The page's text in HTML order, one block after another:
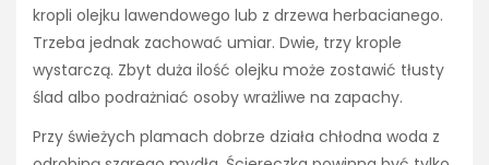
kropli olejku lawendowego lub z drzewa herbacianego.
Trzeba jednak zachować umiar. Dwie, trzy krople
wystarczą. Zbyt duża ilość olejku może zostawić tłusty
ślad albo podrażniać osoby wrażliwe na zapachy.
Przy świeżych plamach dobrze działa chłodna woda z